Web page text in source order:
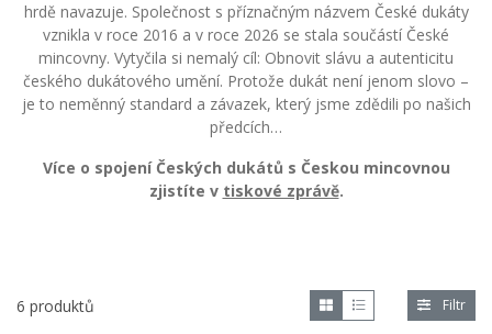
hrdě navazuje. Společnost s příznačným názvem České dukáty
vznikla v roce 2016 a v roce 2026 se stala součástí České
mincovny. Vytyčila si nemalý cíl: Obnovit slávu a autenticitu
českého dukátového umění. Protože dukát není jenom slovo –
je to neměnný standard a závazek, který jsme zdědili po našich
předcích…
Více o spojení Českých dukátů s Českou mincovnou
zjistíte v tiskové zprávě.
6 produktů Filtr